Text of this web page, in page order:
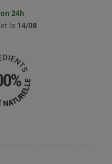
24h
le 14/08